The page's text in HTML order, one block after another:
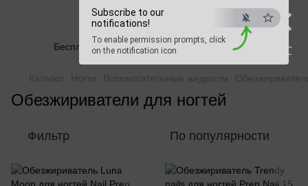
×
ESC
Subscribe to our
notifications!
To enable permission prompts, click
on the notification icon
Beauty Hunter
Бесплатная доставка при заказе от 2500 грн
Каталог Ногти Вспомогательные жидкости
Обезжириватели для ногтей
Фильтр По популярности